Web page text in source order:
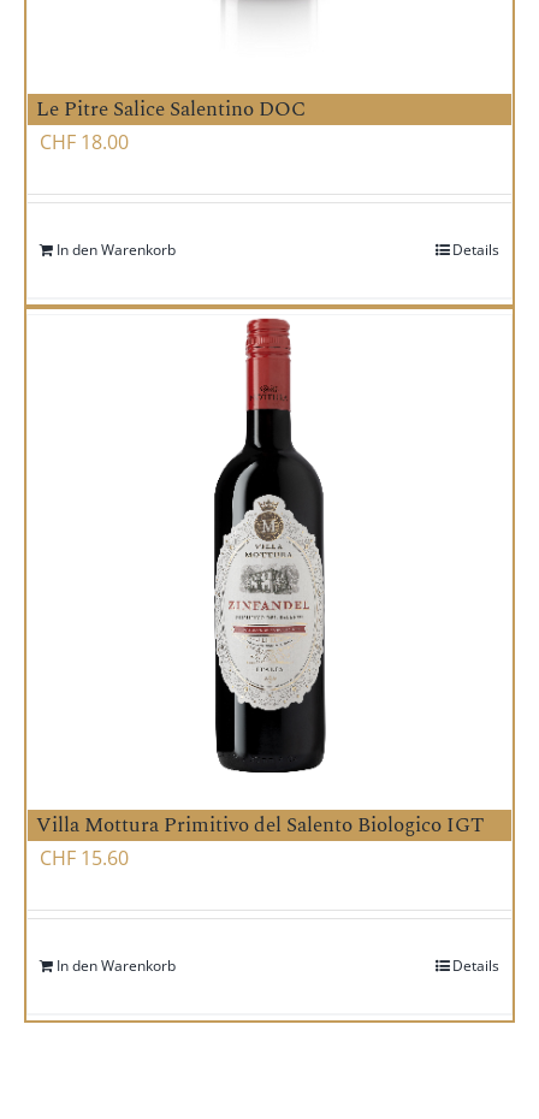
Le Pitre Salice Salentino DOC
CHF 18.00
In den Warenkorb Details
Villa Mottura Primitivo del Salento Biologico IGT
CHF 15.60
In den Warenkorb Details